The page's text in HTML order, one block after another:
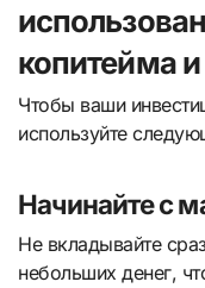
копитейма
Чтобы ваши
используйте
Начинайте с
Не вкладывайте
небольших денег,